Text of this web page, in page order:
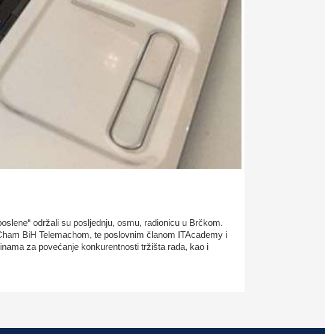
održali su posljednju, osmu, radionicu u Brčkom.
BiH Telemachom, te poslovnim članom ITAcademy i
za povećanje konkurentnosti tržišta rada, kao i